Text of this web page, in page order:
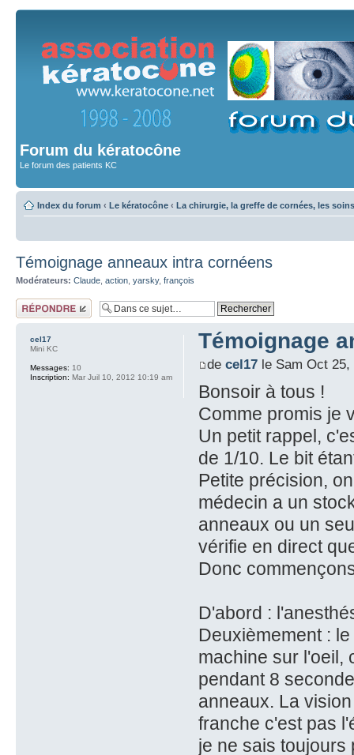
Forum du kératocône
Le forum des patients KC
Index du forum ‹ Le kératocône ‹ La chirurgie, la greffe de cornées, les
Témoignage anneaux intra cornéens
Modérateurs: Claude action yarsky, françois
Répondre
Témoignage
de cel17le Sam Oct 25,
Bonsoir à tous !
Comme promis je
Un petit rappel,
de 1/10. Le bit
Petite précision,
médecin a un
anneaux ou un
vérifie en direct
Donc
D'abord :
Deuxièmement :
machine sur l'oeil,
pendant 8
anneaux. La
franche c'est pas
je ne sais toujours
cel17
Mini KC
Messages: 10
Inscription: Mar Juil 10, 2012 10:19 am